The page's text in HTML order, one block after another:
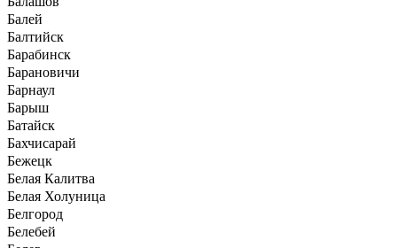
Балей
Балтийск
Барабинск
Барановичи
Барнаул
Барыш
Батайск
Бахчисарай
Бежецк
Белая Калитва
Белая Холуница
Белгород
Белебей